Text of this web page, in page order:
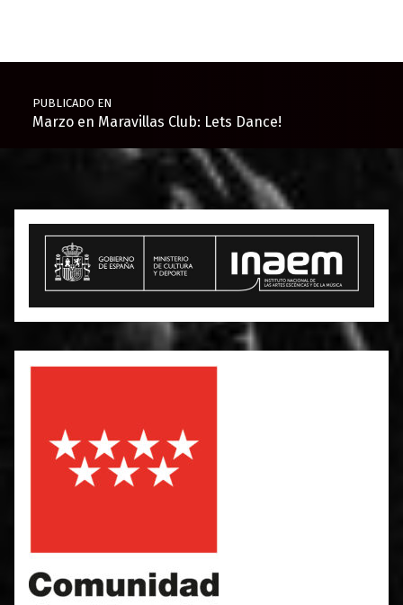
Navegación de entradas
PUBLICADO EN
Marzo en Maravillas Club: Lets Dance!